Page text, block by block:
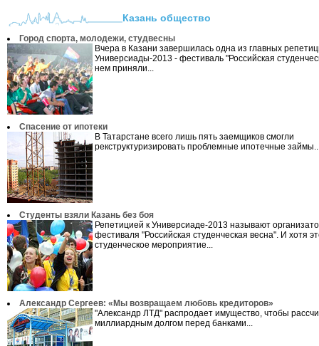
Казань общество
Город спорта, молодежи, студвесны
Вчера в Казани завершилась одна из главных
Универсиады-2013 - фестиваль "Российская
нем приняли...
Спасение от ипотеки
В Татарстане всего лишь пять заемщиков смогли
рекструктуризировать проблемные ипотечные
Студенты взяли Казань без боя
Репетицией к Универсиаде-2013 называют
фестиваля "Российская студенческая весна". И хотя
студенческое мероприятие...
Александр Сергеев: «Мы возвращаем любовь кредиторов»
"Александр ЛТД" распродает имущество, чтобы
миллиардным долгом перед банками...